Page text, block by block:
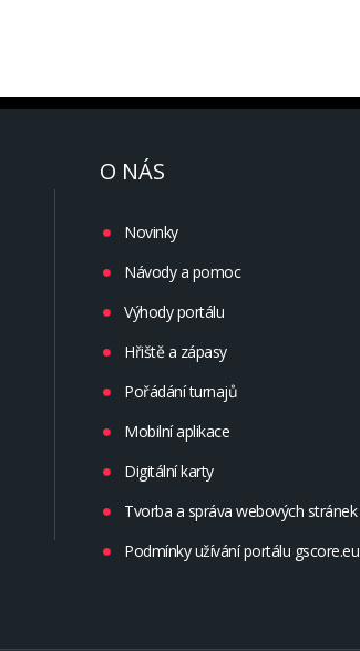
O NÁS
Novinky
Návody a pomoc
Výhody portálu
Hřiště a zápasy
Pořádání turnajů
Mobilní aplikace
Digitální karty
Tvorba a správa webových stránek
Podmínky užívání portálu gscore.eu